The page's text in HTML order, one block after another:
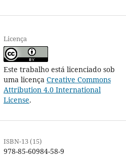
Licença
Este trabalho está licenciado sob
uma licença Creative Commons
Attribution 4.0 International
License.
ISBN-13 (15)
978-85-60984-58-9